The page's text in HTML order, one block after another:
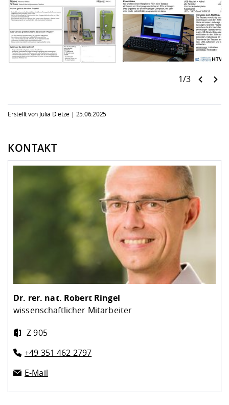
1/3
Erstellt von Julia Dietze | 25.06.2025
KONTAKT
Dr. rer. nat. Robert Ringel
wissenschaftlicher Mitarbeiter
Z 905
+49 351 462 2797
E-Mail